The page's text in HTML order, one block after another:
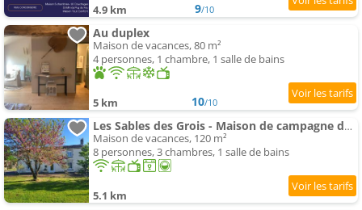
4.9 km 9/10
Au duplex
Maison de vacances, 80 m²
4 personnes, 1 chambre, 1 salle de bains
5 km 10/10
Les Sables des Grois - Maison de campagne dans le bocage en Vendée
Maison de vacances, 120 m²
8 personnes, 3 chambres, 1 salle de bains
5.1 km